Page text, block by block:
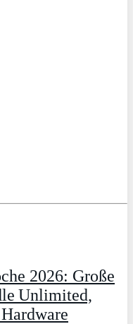
2026: Große
Unlimited,